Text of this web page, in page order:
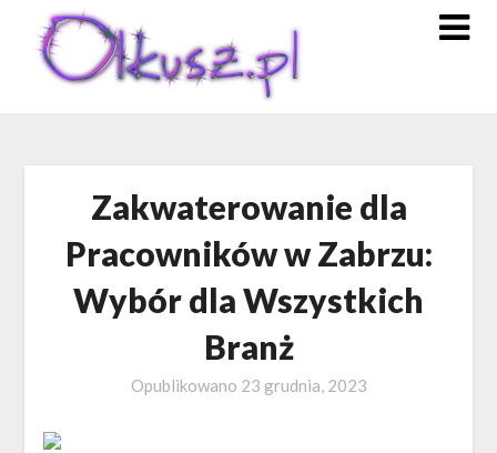
content
Zakwaterowanie dla
Pracowników w Zabrzu:
Wybór dla Wszystkich
Branż
Opublikowano 23 grudnia, 2023